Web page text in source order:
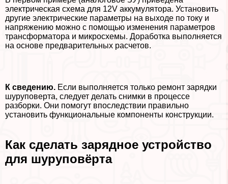
электрическая схема для 12V аккумулятора. Установить
другие электрические параметры на выходе по току и
напряжению можно с помощью изменения параметров
трaнcформатора и микросхемы. Доработка выполняется
на основе предварительных расчетов.
К сведению. Если выполняется только ремонт зарядки
шуруповерта, следует делать снимки в процессе
разборки. Они помогут впоследствии правильно
установить функциональные компоненты конструкции.
Как сделать зарядное устройство
для шуруповёрта